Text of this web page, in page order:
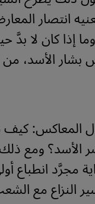
انتصار
إذا كان لا بدَّ
بشار الأسد،
المعاكس:
الأسد؟ ومع
مجرَّد
مع